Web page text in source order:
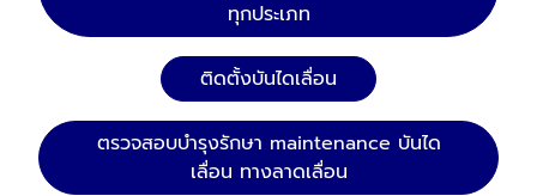
ทุกประเภท
ติดตั้งบันไดเลื่อน
ตรวจสอบบำรุงรักษา maintenance บันได
เลื่อน ทางลาดเลื่อน